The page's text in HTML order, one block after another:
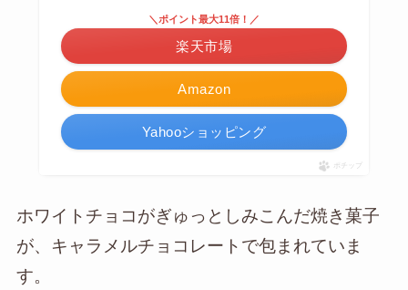
Amazon
＼ポイント最大11倍！／
楽天市場
Yahooショッピング
ポチップ
ホワイトチョコがぎゅっとしみこんだ焼き菓子
が、キャラメルチョコレートで包まれていま
す。